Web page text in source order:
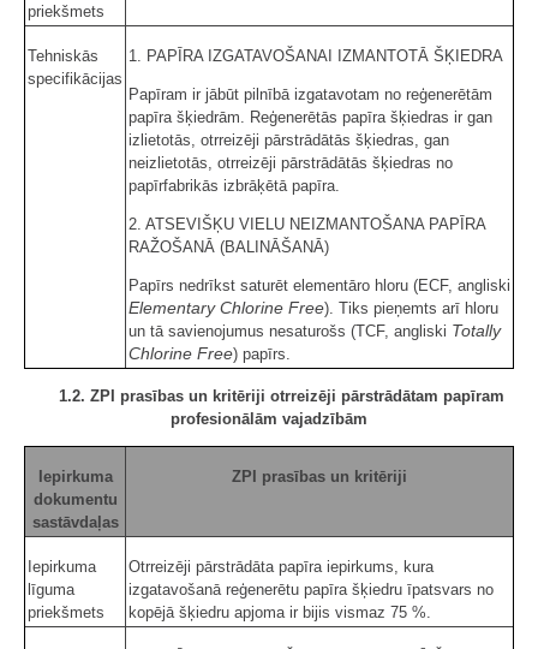
priekšmets
Tehniskās
specifikācijas
1. PAPĪRA IZGATAVOŠANAI IZMANTOTĀ ŠĶIEDRA
Papīram ir jābūt pilnībā izgatavotam no reģenerētām
papīra šķiedrām. Reģenerētās papīra šķiedras ir gan
izlietotās, otrreizēji pārstrādātās šķiedras, gan
neizlietotās, otrreizēji pārstrādātās šķiedras no
papīrfabrikās izbrāķētā papīra.
2. ATSEVIŠĶU VIELU NEIZMANTOŠANA PAPĪRA
RAŽOŠANĀ (BALINĀŠANĀ)
Papīrs nedrīkst saturēt elementāro hloru (ECF, angliski
Elementary Chlorine Free). Tiks pieņemts arī hloru
un tā savienojumus nesaturošs (TCF, angliski Totally
Chlorine Free) papīrs.
1.2. ZPI prasības un kritēriji otrreizēji pārstrādātam papīram
profesionālām vajadzībām
Iepirkuma
dokumentu
sastāvdaļas
ZPI prasības un kritēriji
Iepirkuma
līguma
priekšmets
Otrreizēji pārstrādāta papīra iepirkums, kura
izgatavošanā reģenerētu papīra šķiedru īpatsvars no
kopējā šķiedru apjoma ir bijis vismaz 75 %.